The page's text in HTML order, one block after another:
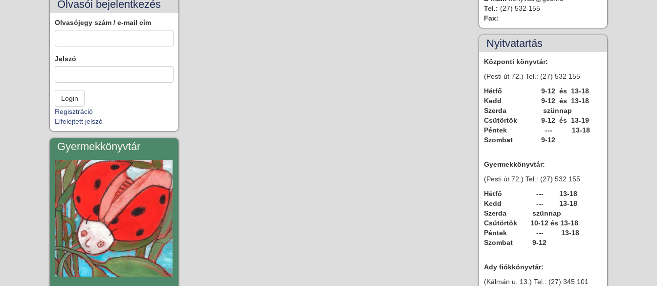
Olvasói bejelentkezés
Olvasójegy szám / e-mail cím
Jelszó
Regisztráció
Elfelejtett jelszó
Gyermekkönyvtár
Tel.: (27) 532 155
Fax:
Nyitvatartás
Központi könyvtár:
(Pesti út 72.) Tel.: (27) 532 155
Hétfő
9-12 és 13-18
Kedd
9-12 és 13-18
Szerda
szünnap
Csütörtök
9-12 és 13-19
Péntek
--- 13-18
Szombat
9-12
Gyermekkönyvtár:
(Pesti út 72.) Tel.: (27) 532 155
Hétfő
--- 13-18
Kedd
--- 13-18
Szerda
szünnap
Csütörtök
10-12 és 13-18
Péntek
--- 13-18
Szombat
9-12
Ady fiókkönyvtár:
(Kálmán u. 13.) Tel.: (27) 345 101